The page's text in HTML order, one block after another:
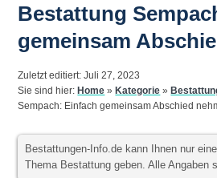
Bestattung
gemeinsam
Zuletzt editiert: Juli 27, 2023
Sie sind hier:Home »Kategorie »
Sempach: Einfach gemeinsam Abschied
Bestattungen-Info.de kann Ihnen nur
Thema Bestattung geben. Alle Angaben